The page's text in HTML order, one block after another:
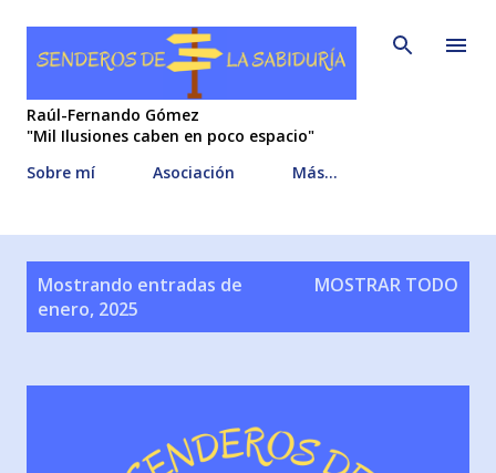
Ir al contenido principal
Raúl-Fernando Gómez
"Mil Ilusiones caben en poco espacio"
Sobre mí
Asociación Más…
Mostrando entradas de
enero, 2025
MOSTRAR TODO